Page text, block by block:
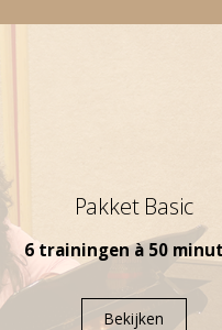
Pakket Basic
6 trainingen à 50
Bekijken